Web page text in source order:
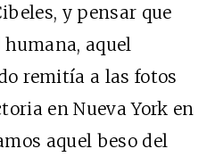
y pensar que
aquel
remitía a las fotos
en Nueva York en
aquel beso del